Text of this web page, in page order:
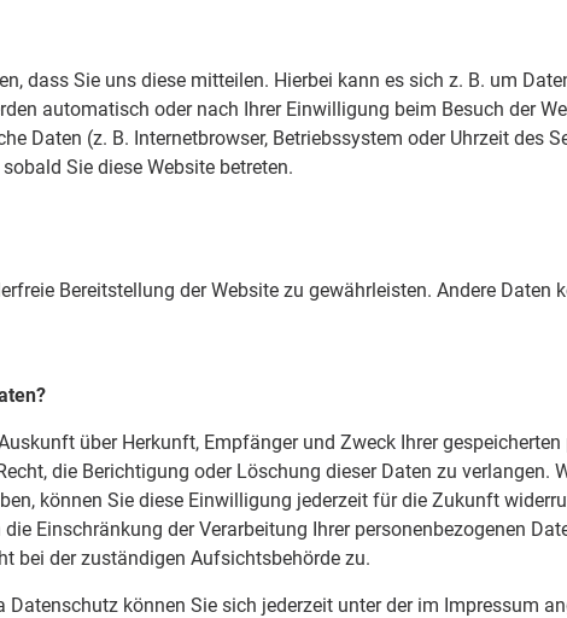
dass Sie uns diese mitteilen. Hierbei kann es sich z. B. um
automatisch oder nach Ihrer Einwilligung beim Besuch der
Daten (z. B. Internetbrowser, Betriebssystem oder Uhrzeit des
Sie diese Website betreten.
Bereitstellung der Website zu gewährleisten. Andere Daten
über Herkunft, Empfänger und Zweck Ihrer gespeicherten
die Berichtigung oder Löschung dieser Daten zu verlangen.
können Sie diese Einwilligung jederzeit für die Zukunft
Einschränkung der Verarbeitung Ihrer personenbezogenen
bei der zuständigen Aufsichtsbehörde zu.
können Sie sich jederzeit unter der im Impressum